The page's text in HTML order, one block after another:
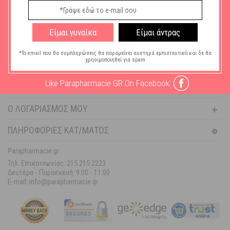
ΓΥΝΑΊΚΑ ΆΝΔΡΑΣ
ΠΛΗΡΟΦΟΡΊΕΣ
Ο ΛΟΓΑΡΙΑΣΜΌΣ ΜΟΥ
ΠΛΗΡΟΦΟΡΙΕΣ ΚΑΤ/ΜΑΤΟΣ
Parapharmacie.gr
Τηλ. Επικοινωνίας: 215 215 2223
Δευτέρα - Παρασκευή: 9:00 - 11:00
E-mail: info@parapharmacie.gr
Είμαι γυναίκα Είμαι άντρας
*Το email που θα συμπληρώσεις θα παραμείνει αυστηρά εμπιστευτικό και δε θα
χρησιμοποιηθεί για spam
Like Parapharmacie GR On Facebook: